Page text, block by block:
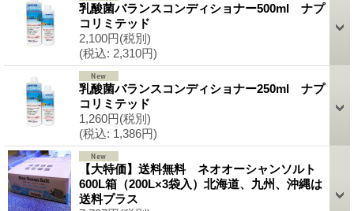
乳酸菌バランスコンディショナー500ml ナプ
コリミテッド
2,100円(税別)
(税込: 2,310円)
乳酸菌バランスコンディショナー250ml ナプ
コリミテッド
1,260円(税別)
(税込: 1,386円)
【大特価】送料無料 ネオオーシャンソルト
600L箱（200L×3袋入）北海道、九州、沖縄は
送料プラス